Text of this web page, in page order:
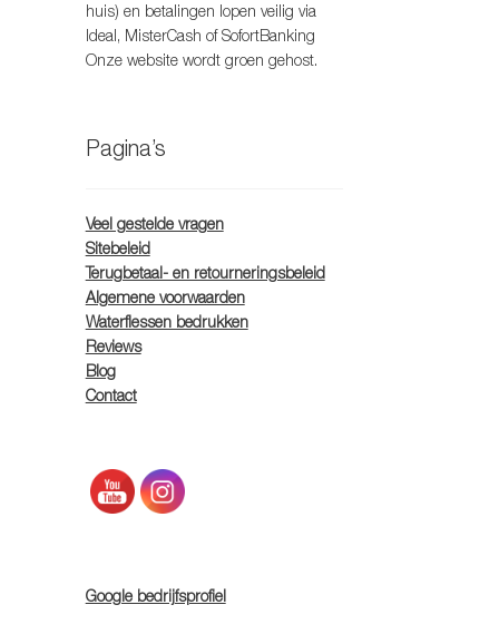
huis) en betalingen lopen veilig via
Ideal, MisterCash of SofortBanking
Onze website wordt groen gehost.
Pagina’s
Veel gestelde vragen
Sitebeleid
Terugbetaal- en retourneringsbeleid
Algemene voorwaarden
Waterflessen bedrukken
Reviews
Blog
Contact
Google bedrijfsprofiel